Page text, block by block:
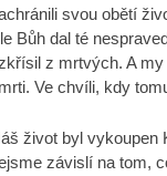
svou obětí
Bůh dal té
z mrtvých. A
Ve chvíli, kdy
život byl vykoupen
závislí na tom,